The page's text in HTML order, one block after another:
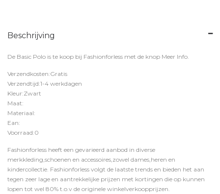
Beschrijving
De Basic Polo is te koop bij Fashionforless met de knop Meer Info.
Verzendkosten:Gratis
Verzendtijd:1-4 werkdagen
Kleur:Zwart
Maat:
Materiaal:
Ean:
Voorraad:0
Fashionforless heeft een gevarieerd aanbod in diverse
merkkleding,schoenen en accessoires,zowel dames,heren en
kindercollectie. Fashionforless volgt de laatste trends en bieden het aan
tegen zeer lage en aantrekkelijke prijzen met kortingen die op kunnen
lopen tot wel 80% t.o.v de originele winkelverkoopprijzen.